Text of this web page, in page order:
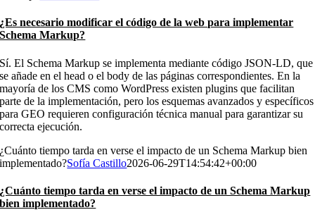
¿Es necesario modificar el código de la web para implementar
Schema Markup?
Sí. El Schema Markup se implementa mediante código JSON-LD, que
se añade en el head o el body de las páginas correspondientes. En la
mayoría de los CMS como WordPress existen plugins que facilitan
parte de la implementación, pero los esquemas avanzados y específicos
para GEO requieren configuración técnica manual para garantizar su
correcta ejecución.
¿Cuánto tiempo tarda en verse el impacto de un Schema Markup bien
implementado?Sofía Castillo2026-06-29T14:54:42+00:00
¿Cuánto tiempo tarda en verse el impacto de un Schema Markup
bien implementado?